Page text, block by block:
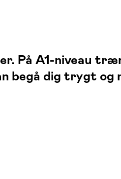
På A1-niveau
begå dig trygt